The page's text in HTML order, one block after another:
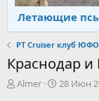
Летающие
PT Cruiser клуб ЮФО
Краснодар
А
Almer
Д
28 Июн